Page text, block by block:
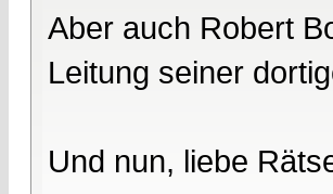
Aber auch Robert
Leitung seiner
Und nun, liebe